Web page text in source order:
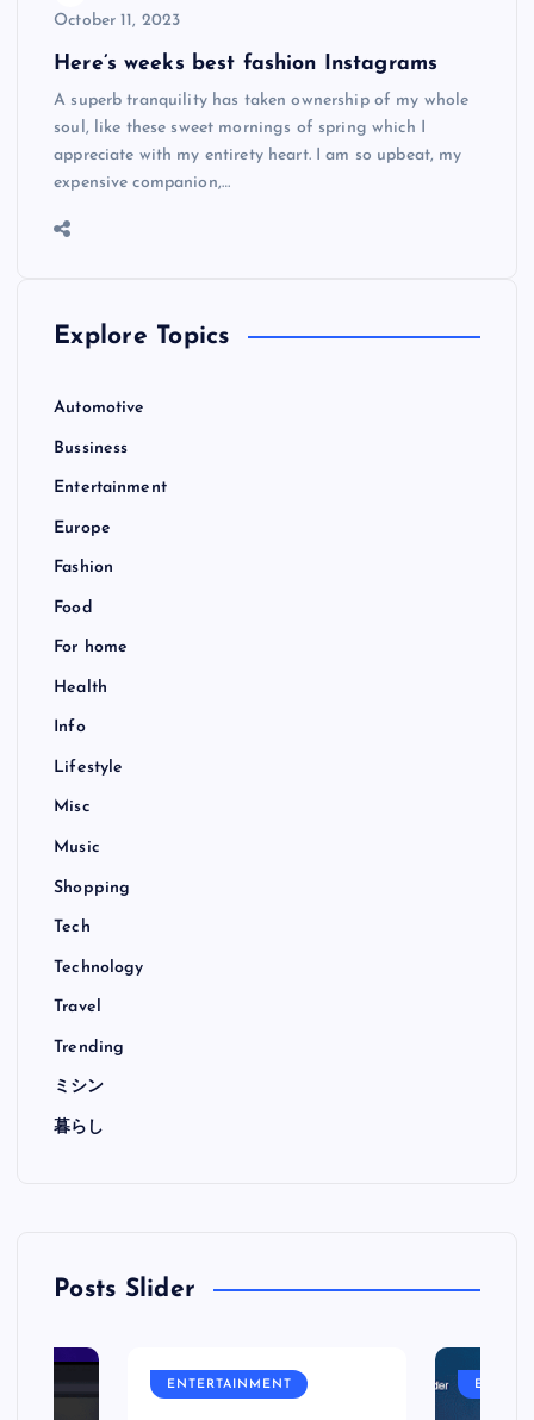
October 11, 2023
Here’s weeks best fashion Instagrams
A superb tranquility has taken ownership of my whole
soul, like these sweet mornings of spring which I
appreciate with my entirety heart. I am so upbeat, my
expensive companion,…
Explore Topics
Automotive
Bussiness
Entertainment
Europe
Fashion
Food
For home
Health
Info
Lifestyle
Misc
Music
Shopping
Tech
Technology
Travel
Trending
ミシン
暮らし
Posts Slider
ENTERTAINMENT